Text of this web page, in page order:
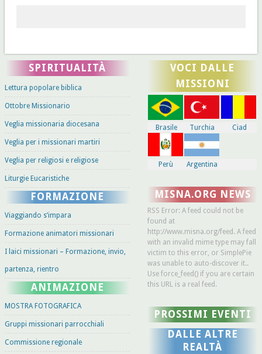
SPIRITUALITÀ
Lettura popolare biblica
Ottobre Missionario
Veglia missionaria diocesana
Veglia per i missionari martiri
Veglia per religiosi e religiose
Liturgie Eucaristiche
FORMAZIONE
Viaggiando s’impara
Formazione animatori missionari
I laici missionari – Formazione, invio,
partenza, rientro
ANIMAZIONE
MOSTRA FOTOGRAFICA
Gruppi missionari parrocchiali
Commissione regionale
VOCI DALLE
MISSIONI
Brasile Turchia Ciad
Perù Argentina
MISNA.ORG NEWS
RSS Error: A feed could not be
found at
http://www.misna.org/feed. A feed
with an invalid mime type may fall
victim to this error, or SimplePie
was unable to auto-discover it..
Use force_feed() if you are certain
this URL is a real feed.
PROSSIMI EVENTI
DALLE ALTRE
REALTÀ